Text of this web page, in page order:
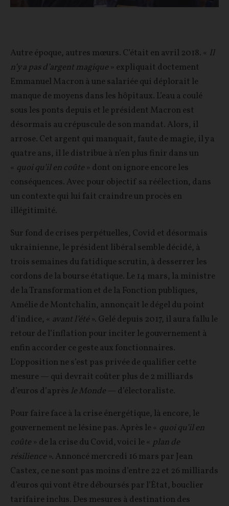
Autre époque, autres mœurs. C’était en avril 2018. « Il
n’y a pas d’argent magique » expliquait doctement
Emmanuel Macron à une salariée qui déplorait le
manque de moyens dans les hôpitaux. L’eau a coulé
sous les ponts depuis et le président Macron est
désormais au crépuscule de son mandat. Alors, il
arrose. Cet argent qui manquait, faute de magie, il y a
quatre ans, il le distribue à n’en plus finir dans un
« quoi qu’il en coûte » dont on ignore encore les
conséquences. Avec pour objectif sa réélection, dans
un contexte qui lui fait craindre un procès en
illégitimité.
Sur fond de crises perpétuelles, Covid et désormais
ukrainienne, le président libéral semble décidé, à
trois semaines du fatidique scrutin, à desserrer les
cordons de la bourse étatique. Le 14 mars, la ministre
de la Transformation et de la Fonction publiques,
Amélie de Montchalin, annonçait le dégel du point
d’indice, « avant l’été». Gelé depuis 2017, il aura fallu le
retour de l’inflation pour inciter le gouvernement à
enfin accorder ce geste aux fonctionnaires.
L’opposition ne s’est pas privée de qualifier cette
mesure — qui devrait coûter plus de 2 milliards
d’euros d’après le Monde— d’électoraliste.
Pour faire face à la crise énergétique, là encore, le
gouvernement ne lésine pas. Après le « quoi qu’il en
coûte » de la crise du Covid, voici le « plan de
résilience ». Annoncé mercredi 16 mars par Jean
Castex, ce ne sont pas moins d’entre 22 et 26 milliards
d’euros qui vont être déboursés par l’État, bouclier
tarifaire inclus. Des mesures à destination des